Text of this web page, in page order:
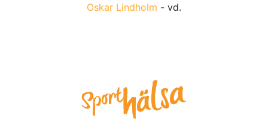
Oskar Lindholm - vd.